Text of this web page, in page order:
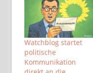
Watchblog startet
politische
Kommunikation